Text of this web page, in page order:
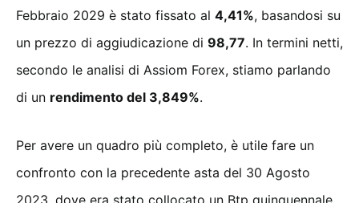
Febbraio 2029 è stato fissato al 4,41%, basandosi su
un prezzo di aggiudicazione di 98,77. In termini netti,
secondo le analisi di Assiom Forex, stiamo parlando
di un rendimento del 3,849%.
Per avere un quadro più completo, è utile fare un
confronto con la precedente asta del 30 Agosto
2023, dove era stato collocato un Btp quinquennale